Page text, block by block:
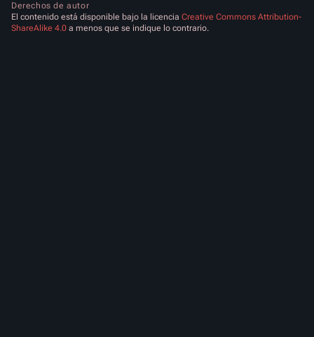
Derechos de autor
El contenido está disponible bajo la licencia Creative Commons Attribution-
ShareAlike 4.0 a menos que se indique lo contrario.